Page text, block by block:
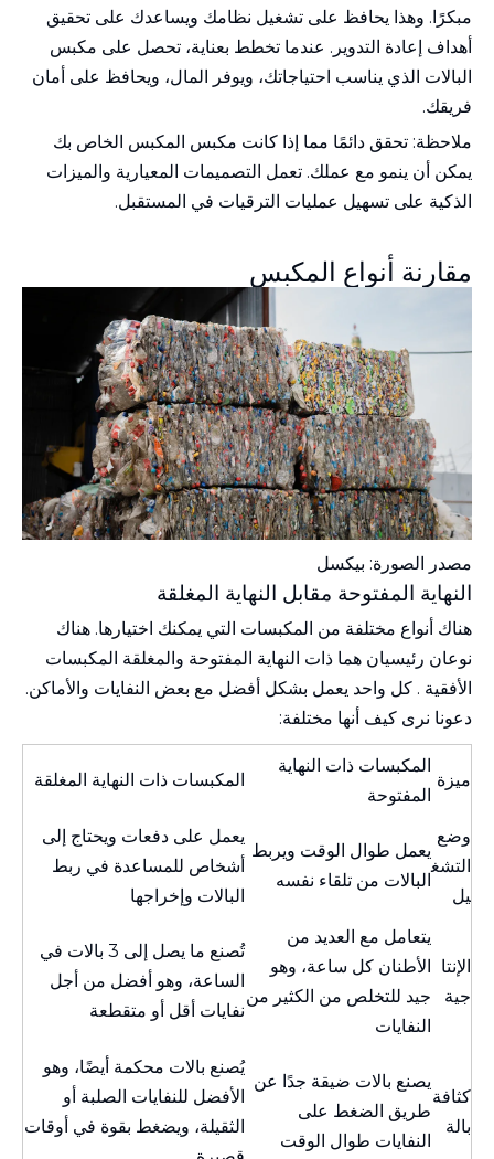
مبكرًا. وهذا يحافظ على تشغيل نظامك ويساعدك على تحقيق
أهداف إعادة التدوير. عندما تخطط بعناية، تحصل على مكبس
البالات الذي يناسب احتياجاتك، ويوفر المال، ويحافظ على أمان
فريقك.
ملاحظة: تحقق دائمًا مما إذا كانت مكبس المكبس الخاص بك
يمكن أن ينمو مع عملك. تعمل التصميمات المعيارية والميزات
الذكية على تسهيل عمليات الترقيات في المستقبل.
مقارنة أنواع المكبس
مصدر الصورة: بيكسل
النهاية المفتوحة مقابل النهاية المغلقة
هناك أنواع مختلفة من المكبسات التي يمكنك اختيارها. هناك
نوعان رئيسيان هما ذات النهاية المفتوحة والمغلقة المكبسات
الأفقية . كل واحد يعمل بشكل أفضل مع بعض النفايات والأماكن.
دعونا نرى كيف أنها مختلفة:
ميزة
المكبسات ذات النهاية
المفتوحة
المكبسات ذات النهاية المغلقة
وضع
التشغ
يل
يعمل طوال الوقت ويربط
البالات من تلقاء نفسه
يعمل على دفعات ويحتاج إلى
أشخاص للمساعدة في ربط
البالات وإخراجها
الإنتا
جية
يتعامل مع العديد من
الأطنان كل ساعة، وهو
جيد للتخلص من الكثير من
النفايات
تُصنع ما يصل إلى 3 بالات في
الساعة، وهو أفضل من أجل
نفايات أقل أو متقطعة
كثافة
بالة
يصنع بالات ضيقة جدًا عن
طريق الضغط على
النفايات طوال الوقت
يُصنع بالات محكمة أيضًا، وهو
الأفضل للنفايات الصلبة أو
الثقيلة، ويضغط بقوة في أوقات